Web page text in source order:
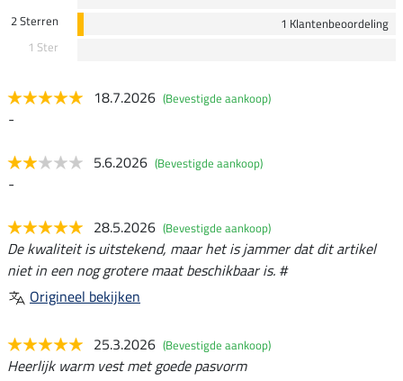
2 Sterren
1 Klantenbeoordeling
1 Ster
18.7.2026 (Bevestigde aankoop)
-
5.6.2026 (Bevestigde aankoop)
-
28.5.2026 (Bevestigde aankoop)
De kwaliteit is uitstekend, maar het is jammer dat dit artikel
niet in een nog grotere maat beschikbaar is. #
Origineel bekijken
25.3.2026 (Bevestigde aankoop)
Heerlijk warm vest met goede pasvorm